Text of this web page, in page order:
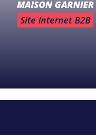
MAISON GARNIER
Site Internet B2B